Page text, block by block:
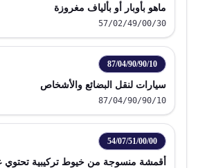
ماهو بأوبار أو بألياف مغروزة
57/02/49/00/30
87/04/90/90/10
سيارات لنقل البضائع والأشخاص
87/04/90/90/10
54/07/51/00/00